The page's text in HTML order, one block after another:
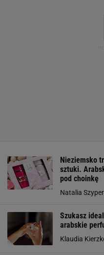
Nieziemsko
sztuki.
pod choinkę
Natalia
Szukasz
arabskie
Klaudia